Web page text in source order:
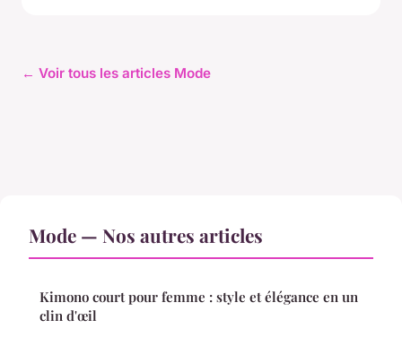
← Voir tous les articles Mode
Mode — Nos autres articles
Kimono court pour femme : style et élégance en un
clin d'œil